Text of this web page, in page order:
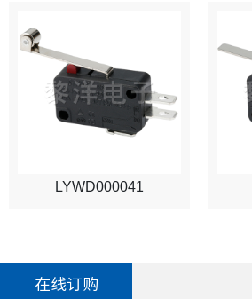
LYWD000041
在线订购